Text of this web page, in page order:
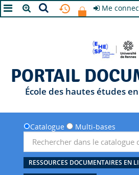
Me
PORTAIL
École des hautes études
Catalogue Multi-bases
RESSOURCES DOCUMENTAIRES EN